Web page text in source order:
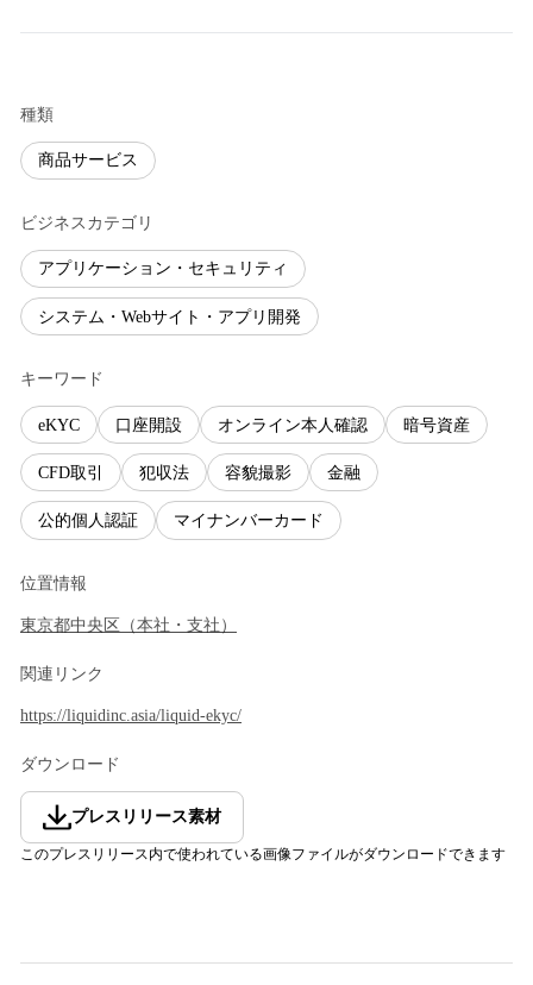
種類
商品サービス
ビジネスカテゴリ
アプリケーション・セキュリティ
システム・Webサイト・アプリ開発
キーワード
eKYC 口座開設 オンライン本人確認 暗号資産
CFD取引 犯収法 容貌撮影 金融
公的個人認証 マイナンバーカード
位置情報
東京都中央区 （本社・支社 ）
関連リンク
https://liquidinc.asia/liquid-ekyc/
ダウンロード
プレスリリース素材
このプレスリリース内で使われている画像ファイルがダウンロードできます